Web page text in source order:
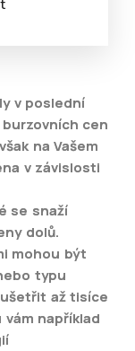
v poslední
cen
na Vašem
v závislosti
se snaží
dolů.
mohou být
typu
až tisíce
například